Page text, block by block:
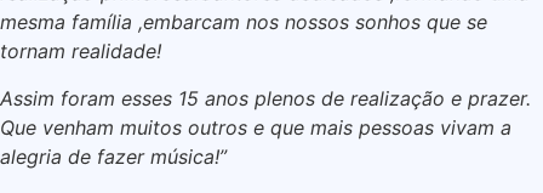
mesma família ,embarcam nos nossos sonhos que se
tornam realidade!
Assim foram esses 15 anos plenos de realização e prazer.
Que venham muitos outros e que mais pessoas vivam a
alegria de fazer música!”